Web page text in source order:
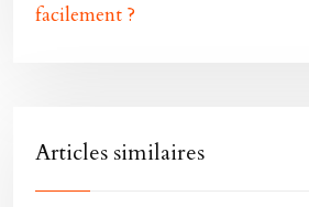
facilement ?
Articles similaires